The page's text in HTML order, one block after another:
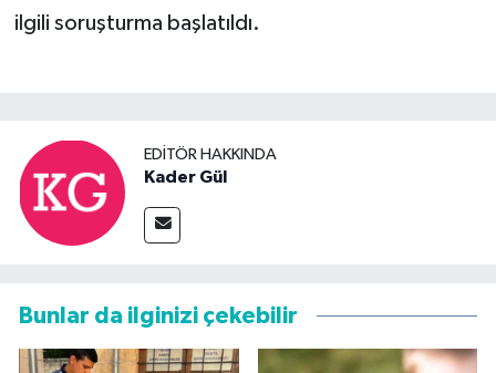
ilgili soruşturma başlatıldı.
EDITÖR HAKKINDA
Kader Gül
Bunlar da ilginizi çekebilir